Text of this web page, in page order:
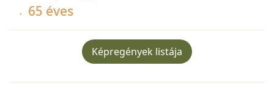
65 éves
Képregények listája